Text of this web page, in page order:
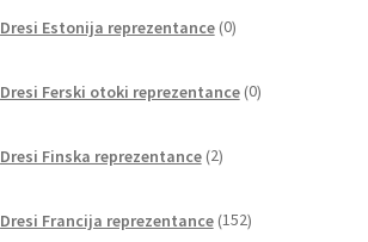
Dresi Estonija reprezentance 0izdelkov
Dresi Ferski otoki reprezentance 0izdelkov
Dresi Finska reprezentance 2izdelka
Dresi Francija reprezentance 152izdelkov